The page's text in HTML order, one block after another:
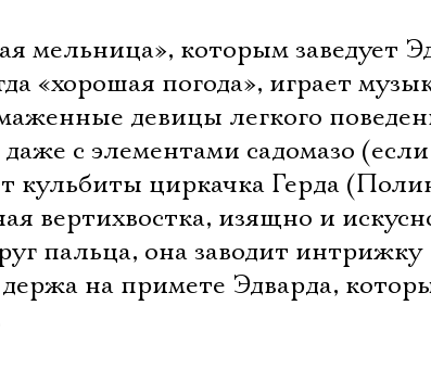
мельница», которым заведует
«хорошая погода», играет
девицы легкого
с элементами садомазо (если
кульбиты циркачка Герда
вертихвостка, изящно и
пальца, она заводит интрижку
на примете Эдварда,